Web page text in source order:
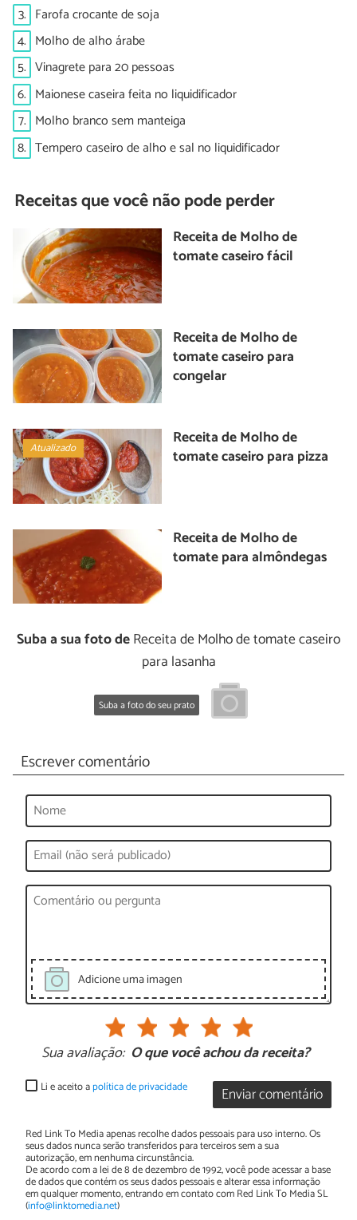
3. Farofa crocante de soja
4. Molho de alho árabe
5. Vinagrete para 20 pessoas
6. Maionese caseira feita no liquidificador
7. Molho branco sem manteiga
8. Tempero caseiro de alho e sal no liquidificador
Receitas que você não pode perder
Receita de Molho de
tomate caseiro fácil
Receita de Molho de
tomate caseiro para
congelar
Atualizado
Receita de Molho de
tomate caseiro para pizza
Receita de Molho de
tomate para almôndegas
Suba a sua foto deReceita de Molho de tomate caseiro
para lasanha
Suba a foto do seu prato
Escrever comentário
Adicione uma imagen
Sua avaliação: O que você achou da receita?
Enviar comentário
Li e aceito apolítica de privacidade
Red Link To Media apenas recolhe dados pessoais para uso interno. Os
seus dados nunca serão transferidos para terceiros sem a sua
autorização, em nenhuma circunstância.
De acordo com a lei de 8 de dezembro de 1992, você pode acessar a base
de dados que contém os seus dados pessoais e alterar essa informação
em qualquer momento, entrando em contato com Red Link To Media SL
(info@linktomedia.net)